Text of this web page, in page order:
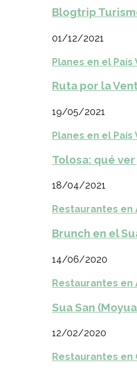
Blogtrip
01/12/2021
Planes en el País
Ruta por la
19/05/2021
Planes en el País
Tolosa: qué
18/04/2021
Restaurantes en
Brunch en el
14/06/2020
Restaurantes en
Sua San
12/02/2020
Restaurantes en